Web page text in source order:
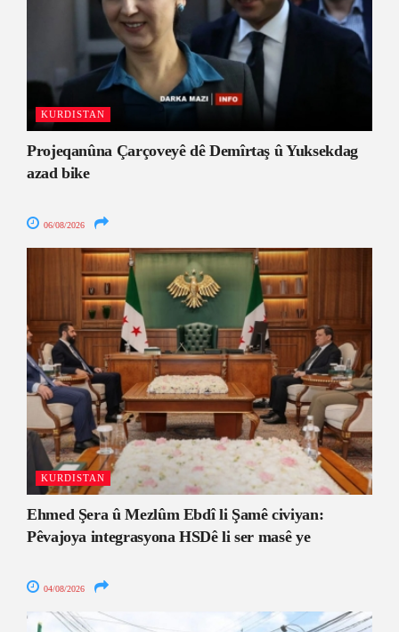
KURDISTAN
Projeqanûna Çarçoveyê dê Demîrtaş û Yuksekdag
azad bike
06/08/2026
KURDISTAN
Ehmed Şera û Mezlûm Ebdî li Şamê civiyan:
Pêvajoya integrasyona HSDê li ser masê ye
04/08/2026